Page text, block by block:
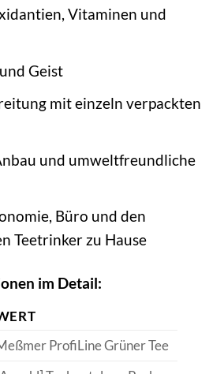
Vitaminen und
Geist
mit einzeln verpackten
und umweltfreundliche
Büro und den
Teetrinker zu Hause
im Detail:
ProfiLine Grüner Tee